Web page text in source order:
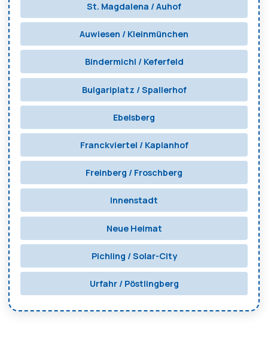
St. Magdalena / Auhof
Auwiesen / Kleinmünchen
Bindermichl / Keferfeld
Bulgariplatz / Spallerhof
Ebelsberg
Franckviertel / Kaplanhof
Freinberg / Froschberg
Innenstadt
Neue Heimat
Pichling / Solar-City
Urfahr / Pöstlingberg